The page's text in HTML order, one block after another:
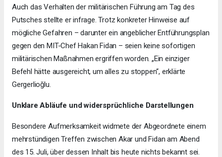
Auch das Verhalten der militärischen Führung am Tag des
Putsches stellte er infrage. Trotz konkreter Hinweise auf
mögliche Gefahren – darunter ein angeblicher Entführungsplan
gegen den MIT-Chef Hakan Fidan – seien keine sofortigen
militärischen Maßnahmen ergriffen worden. „Ein einziger
Befehl hätte ausgereicht, um alles zu stoppen“, erklärte
Gergerlioğlu.
Unklare Abläufe und widersprüchliche Darstellungen
Besondere Aufmerksamkeit widmete der Abgeordnete einem
mehrstündigen Treffen zwischen Akar und Fidan am Abend
des 15. Juli, über dessen Inhalt bis heute nichts bekannt sei.